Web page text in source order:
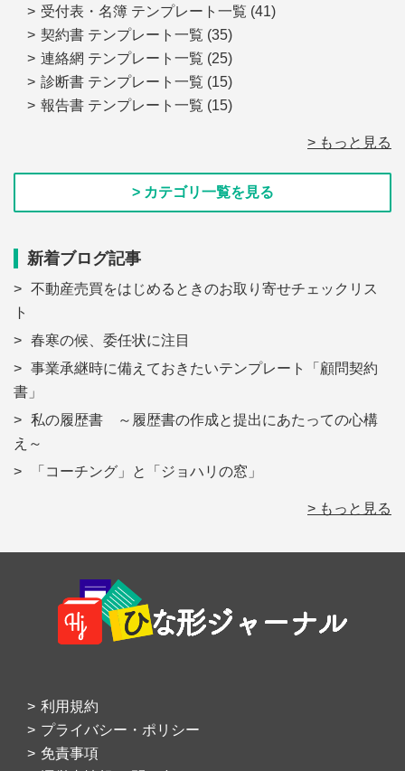
受付表・名簿 テンプレート一覧 (41)
契約書 テンプレート一覧 (35)
連絡網 テンプレート一覧 (25)
診断書 テンプレート一覧 (15)
報告書 テンプレート一覧 (15)
> もっと見る
> カテゴリ一覧を見る
新着ブログ記事
不動産売買をはじめるときのお取り寄せチェックリス
ト
春寒の候、委任状に注目
事業承継時に備えておきたいテンプレート「顧問契約
書」
私の履歴書 ～履歴書の作成と提出にあたっての心構
え～
「コーチング」と「ジョハリの窓」
> もっと見る
Footer
利用規約
プライバシー・ポリシー
免責事項